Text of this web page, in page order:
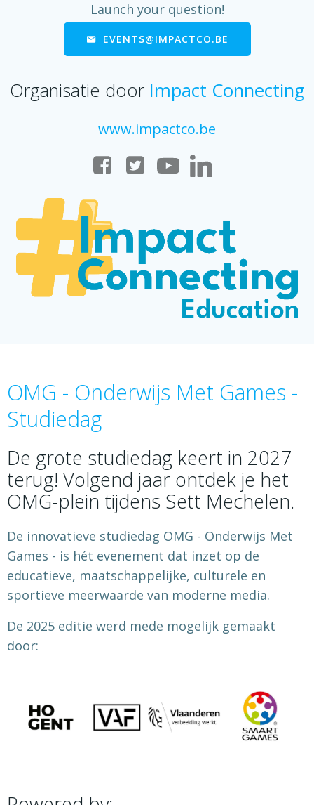
Launch your question!
EVENTS@IMPACTCO.BE
Organisatie door Impact Connecting
www.impactco.be
OMG - Onderwijs Met Games -
Studiedag
De grote studiedag keert in 2027
terug! Volgend jaar ontdek je het
OMG-plein tijdens Sett Mechelen.
De innovatieve studiedag OMG - Onderwijs Met
Games - is hét evenement dat inzet op de
educatieve, maatschappelijke, culturele en
sportieve meerwaarde van moderne media.
De 2025 editie werd mede mogelijk gemaakt
door: